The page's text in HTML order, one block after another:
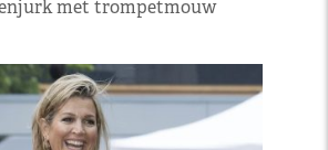
met trompetmouw